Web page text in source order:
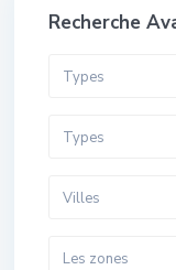
Recherche
Types
Types
Villes
Les zones